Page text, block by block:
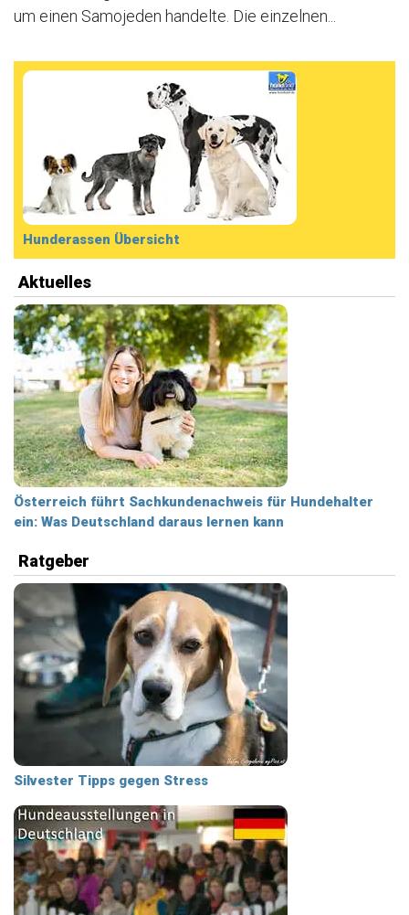
um einen Samojeden handelte. Die einzelnen...
Hunderassen Übersicht
Aktuelles
Österreich führt Sachkundenachweis für Hundehalter
ein: Was Deutschland daraus lernen kann
Ratgeber
Silvester Tipps gegen Stress